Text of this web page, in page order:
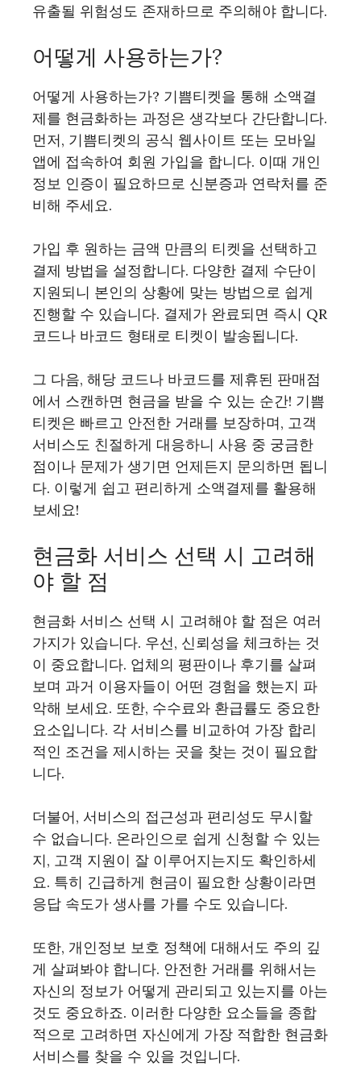
유출될 위험성도 존재하므로 주의해야 합니다.
어떻게 사용하는가?
어떻게 사용하는가? 기쁨티켓을 통해 소액결
제를 현금화하는 과정은 생각보다 간단합니다.
먼저, 기쁨티켓의 공식 웹사이트 또는 모바일
앱에 접속하여 회원 가입을 합니다. 이때 개인
정보 인증이 필요하므로 신분증과 연락처를 준
비해 주세요.
가입 후 원하는 금액 만큼의 티켓을 선택하고
결제 방법을 설정합니다. 다양한 결제 수단이
지원되니 본인의 상황에 맞는 방법으로 쉽게
진행할 수 있습니다. 결제가 완료되면 즉시 QR
코드나 바코드 형태로 티켓이 발송됩니다.
그 다음, 해당 코드나 바코드를 제휴된 판매점
에서 스캔하면 현금을 받을 수 있는 순간! 기쁨
티켓은 빠르고 안전한 거래를 보장하며, 고객
서비스도 친절하게 대응하니 사용 중 궁금한
점이나 문제가 생기면 언제든지 문의하면 됩니
다. 이렇게 쉽고 편리하게 소액결제를 활용해
보세요!
현금화 서비스 선택 시 고려해
야 할 점
현금화 서비스 선택 시 고려해야 할 점은 여러
가지가 있습니다. 우선, 신뢰성을 체크하는 것
이 중요합니다. 업체의 평판이나 후기를 살펴
보며 과거 이용자들이 어떤 경험을 했는지 파
악해 보세요. 또한, 수수료와 환급률도 중요한
요소입니다. 각 서비스를 비교하여 가장 합리
적인 조건을 제시하는 곳을 찾는 것이 필요합
니다.
더불어, 서비스의 접근성과 편리성도 무시할
수 없습니다. 온라인으로 쉽게 신청할 수 있는
지, 고객 지원이 잘 이루어지는지도 확인하세
요. 특히 긴급하게 현금이 필요한 상황이라면
응답 속도가 생사를 가를 수도 있습니다.
또한, 개인정보 보호 정책에 대해서도 주의 깊
게 살펴봐야 합니다. 안전한 거래를 위해서는
자신의 정보가 어떻게 관리되고 있는지를 아는
것도 중요하죠. 이러한 다양한 요소들을 종합
적으로 고려하면 자신에게 가장 적합한 현금화
서비스를 찾을 수 있을 것입니다.